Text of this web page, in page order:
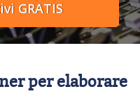
per elaborare